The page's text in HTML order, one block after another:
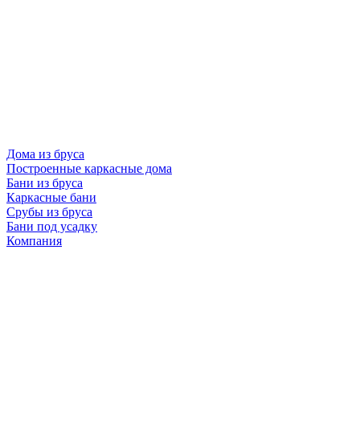
Дома из бруса
Построенные каркасные дома
Бани из бруса
Каркасные бани
Срубы из бруса
Бани под усадку
Компания